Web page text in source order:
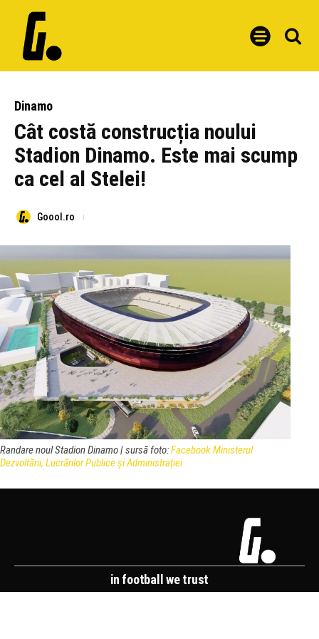
Dinamo
Cât costă construcția noului
Stadion Dinamo. Este mai scump
ca cel al Stelei!
Goool.ro
Randare noul Stadion Dinamo | sursă foto:Facebook Ministerul
Dezvoltării, Lucrărilor Publice şi Administraţiei
in football we trust